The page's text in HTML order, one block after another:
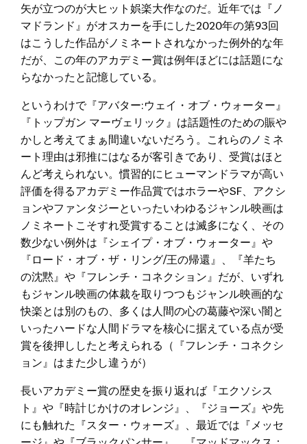
矢が立つのが大ヒット娯楽大作なのだ。近年では『ノ
マドランド』がオスカーを手にした2020年の第93回
はこうした作品がノミネートされなかった例外的な年
だが、この年のアカデミー賞は例年ほどには話題にな
らなかったと記憶している。
というわけで『アバター:ウェイ・オブ・ウォーター』
『トップガン マーヴェリック』は話題性のための賑や
かしと考えてまぁ間違いないだろう。これらのノミネ
ート理由は邪推にはなるが客引きであり、受賞はほと
んど考えられない。慣習的にヒューマンドラマが高い
評価を得るアカデミー作品賞ではホラーやSF、アクシ
ョンやファンタジーといったいわゆるジャンル映画は
ノミネートこそすれ受賞することは滅多になく、その
数少ない例外は『シェイプ・オブ・ウォーター』や
『ロード・オブ・ザ・リング/王の帰還』、『羊たち
の沈黙』や『フレンチ・コネクション』だが、いずれ
もジャンル映画の体裁を取りつつもジャンル映画的な
快楽とは別のもの、多くは人間の心の葛藤や深い闇と
いったハードな人間ドラマを核心に据えている点が受
賞を後押ししたと考えられる（『フレンチ・コネクシ
ョン』はまた少し違うが）
長いアカデミー賞の歴史を振り返れば『エクソシス
ト』や『時計じかけのオレンジ』、『ジョーズ』や先
にも触れた『スター・ウォーズ』、最近では『メッセ